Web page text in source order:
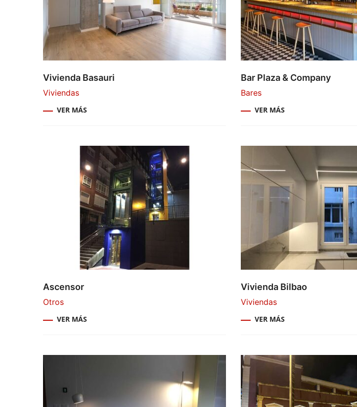
Vivienda Basauri
Viviendas
VER MÁS
Bar Plaza & Company
Bares
VER MÁS
Ascensor
Otros
VER MÁS
Vivienda Bilbao
Viviendas
VER MÁS